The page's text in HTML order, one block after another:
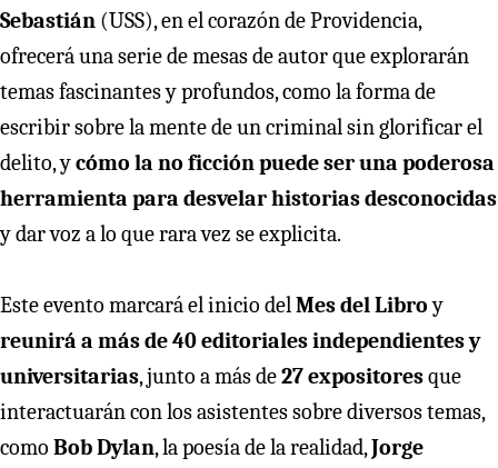
Sebastián (USS), en el corazón de Providencia,
ofrecerá una serie de mesas de autor que explorarán
temas fascinantes y profundos, como la forma de
escribir sobre la mente de un criminal sin glorificar el
delito, ycómo la no ficción puede ser una poderosa
herramienta para desvelar historias desconocidas
y dar voz a lo que rara vez se explicita.
Este evento marcará el inicio delMes del Libroy
reunirá a más de 40 editoriales independientes y
universitarias, junto a más de27 expositoresque
interactuarán con los asistentes sobre diversos temas,
como Bob Dylan, la poesía de la realidad,Jorge